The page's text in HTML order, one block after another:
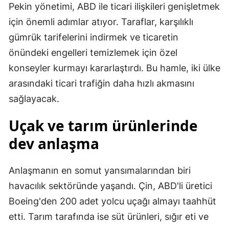
Pekin yönetimi, ABD ile ticari ilişkileri genişletmek
için önemli adımlar atıyor. Taraflar, karşılıklı
gümrük tarifelerini indirmek ve ticaretin
önündeki engelleri temizlemek için özel
konseyler kurmayı kararlaştırdı. Bu hamle, iki ülke
arasındaki ticari trafiğin daha hızlı akmasını
sağlayacak.
Uçak ve tarım ürünlerinde
dev anlaşma
Anlaşmanın en somut yansımalarından biri
havacılık sektöründe yaşandı. Çin, ABD'li üretici
Boeing'den 200 adet yolcu uçağı almayı taahhüt
etti. Tarım tarafında ise süt ürünleri, sığır eti ve